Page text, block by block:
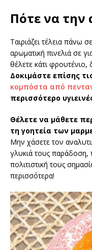
Πότε να την
Ταιριάζει τέλεια πάνω
αρωματική πινελιά σε
θέλετε κάτι φρουτένιο,
Δοκιμάστε επίσης
κομπόστα από
περισσότερο
Θέλετε να μάθετε
τη γοητεία των
Μην χάσετε τον
γλυκιά τους παράδοση,
πολιτιστική τους
περισσότερα!